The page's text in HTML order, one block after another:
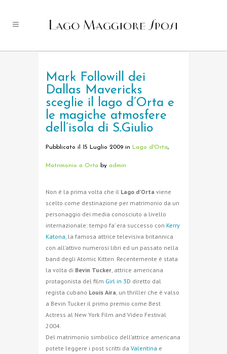
Mark Followill dei
Dallas Mavericks
sceglie il lago d’Orta e
le magiche atmosfere
dell’isola di S.Giulio
Pubblicato il 15 Luglio 2009 in Lago d'Orta,
Matrimonio a Orta by admin
Non è la prima volta che il Lago d’Orta viene
scelto come destinazione per matrimonio da un
personaggio dei media conosciuto a livello
internazionale: tempo fa’ era successo con Kerry
Katona, la famosa attrice televisiva britannica
con all’attivo numerosi libri ed un passato nella
band degli Atomic Kitten. Recentemente è stata
la volta di Bevin Tucker, attrice americana
protagonista del film Girl in 3D diretto dal
regista cubano Louis Aira, un thriller che è valso
a Bevin Tucker il primo premio come Best
Actress al New York Film and Video Festival
2004.
Del matrimonio simbolico dell’attrice americana
potete leggere i post scritti da Valentina e